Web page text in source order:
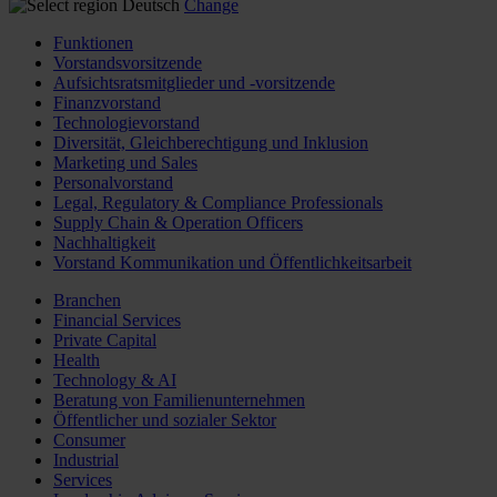
Deutsch Change
Funktionen
Vorstandsvorsitzende
Aufsichtsratsmitglieder und -vorsitzende
Finanzvorstand
Technologievorstand
Diversität, Gleichberechtigung und Inklusion
Marketing und Sales
Personalvorstand
Legal, Regulatory & Compliance Professionals
Supply Chain & Operation Officers
Nachhaltigkeit
Vorstand Kommunikation und Öffentlichkeitsarbeit
Branchen
Financial Services
Private Capital
Health
Technology & AI
Beratung von Familienunternehmen
Öffentlicher und sozialer Sektor
Consumer
Industrial
Services